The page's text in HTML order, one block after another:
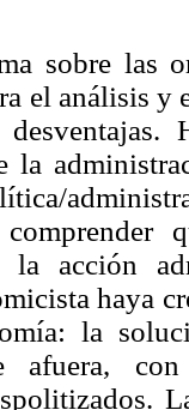
sobre las
el análisis
la
la acción
haya
la
afuera,